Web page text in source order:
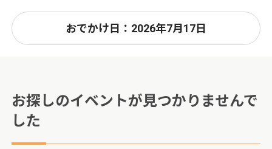
おでかけ日：2026年7月17日
お探しのイベントが見つかりませんで
した